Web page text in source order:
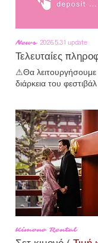
News 2026.5.31 update
Τελευταίες
⚠Θα λειτουργήσουμε
διάρκεια του
Kimono Rental